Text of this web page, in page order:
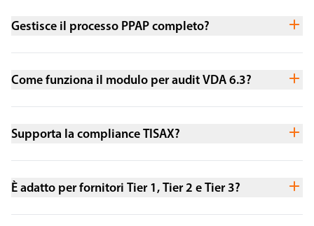
Gestisce il processo PPAP completo?
Come funziona il modulo per audit VDA 6.3?
Supporta la compliance TISAX?
È adatto per fornitori Tier 1, Tier 2 e Tier 3?